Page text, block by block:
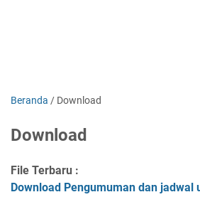
Beranda / Download
Download
File Terbaru :
Download Pengumuman dan jadwal